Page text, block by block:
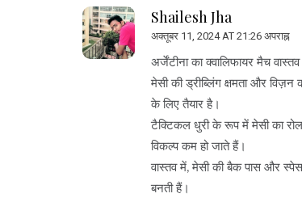
Shailesh Jha
अक्तूबर 11, 2024 AT 21:26 अपराह्न
अर्जेंटीना का क्वालिफायर मैच
मेसी की ड्रीब्लिंग क्षमता और
के लिए तैयार है।
टैक्टिकल धुरी के रूप में मेसी का रोल
विकल्प कम हो जाते हैं।
वास्तव में, मेसी की बैक पास और
बनती हैं।